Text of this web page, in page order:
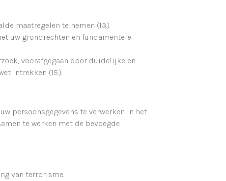
maatregelen te nemen (13.).
uw grondrechten en fundamentele
voorafgegaan door duidelijke en
intrekken (15.).
persoonsgegevens te verwerken in het
te werken met de bevoegde
van terrorisme.